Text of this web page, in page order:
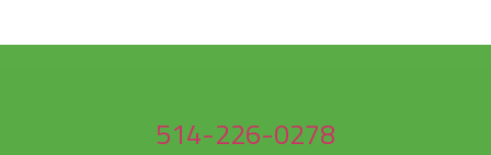
514-226-0278